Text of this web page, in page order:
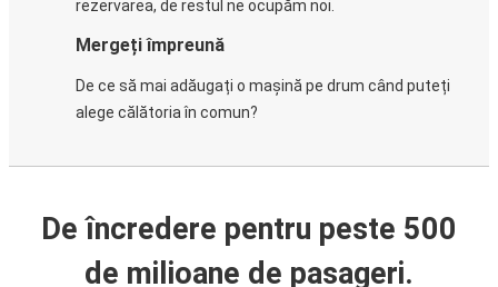
rezervarea, de restul ne ocupăm noi.
Mergeți împreună
De ce să mai adăugați o mașină pe drum când puteți
alege călătoria în comun?
De încredere pentru peste 500
de milioane de pasageri.